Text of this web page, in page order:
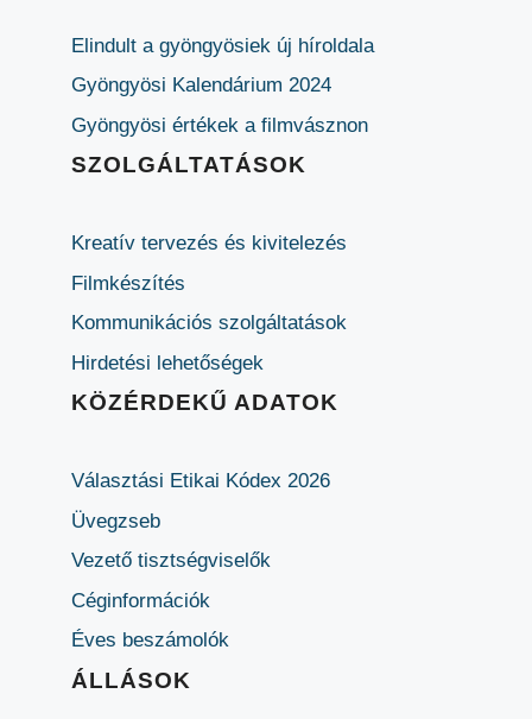
Elindult a gyöngyösiek új híroldala
Gyöngyösi Kalendárium 2024
Gyöngyösi értékek a filmvásznon
SZOLGÁLTATÁSOK
Kreatív tervezés és kivitelezés
Filmkészítés
Kommunikációs szolgáltatások
Hirdetési lehetőségek
KÖZÉRDEKŰ ADATOK
Választási Etikai Kódex 2026
Üvegzseb
Vezető tisztségviselők
Céginformációk
Éves beszámolók
ÁLLÁSOK